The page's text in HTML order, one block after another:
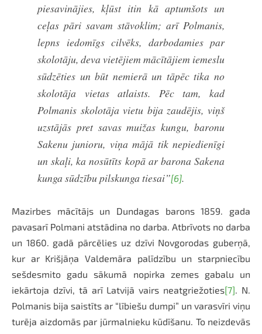
piesavinājies, kļūst itin kā aptumšots un
ceļas pāri savam stāvoklim; arī Polmanis,
lepns iedomīgs cilvēks, darbodamies par
skolotāju, deva vietējiem mācītājiem iemeslu
sūdzēties un būt nemierā un tāpēc tika no
skolotāja vietas atlaists. Pēc tam, kad
Polmanis skolotāja vietu bija zaudējis, viņš
uzstājās pret savas muižas kungu, baronu
Sakenu junioru, viņa mājā tik nepiedienīgi
un skaļi, ka nosūtīts kopā ar barona Sakena
kunga sūdzību pilskunga tiesai”[6].
Mazirbes mācītājs un Dundagas barons 1859. gada
pavasarī Polmani atstādina no darba. Atbrīvots no darba
un 1860. gadā pārcēlies uz dzīvi Novgorodas guberņā,
kur ar Krišjāņa Valdemāra palīdzību un starpniecību
sešdesmito gadu sākumā nopirka zemes gabalu un
iekārtoja dzīvi, tā arī Latvijā vairs neatgriežoties[7] . N.
Polmanis bija saistīts ar “lībiešu dumpi” un varasvīri viņu
turēja aizdomās par jūrmalnieku kūdīšanu. To neizdevās